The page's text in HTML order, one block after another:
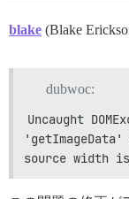
blake (Blake
dubwoc:
Uncaught
'getImageData'
source width